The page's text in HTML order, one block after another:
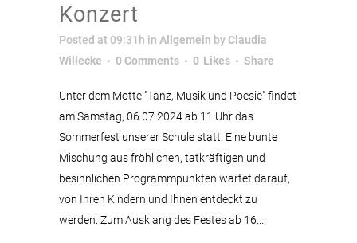
Konzert
Posted at 09:31h in Allgemein byClaudia
Willecke
0 Comments 0 Likes Share
Unter dem Motte "Tanz, Musik und Poesie" findet
am Samstag, 06.07.2024 ab 11 Uhr das
Sommerfest unserer Schule statt. Eine bunte
Mischung aus fröhlichen, tatkräftigen und
besinnlichen Programmpunkten wartet darauf,
von Ihren Kindern und Ihnen entdeckt zu
werden. Zum Ausklang des Festes ab 16...